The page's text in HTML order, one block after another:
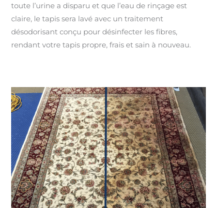
toute l’urine a disparu et que l’eau de rinçage est
claire, le tapis sera lavé avec un traitement
désodorisant conçu pour désinfecter les fibres,
rendant votre tapis propre, frais et sain à nouveau.